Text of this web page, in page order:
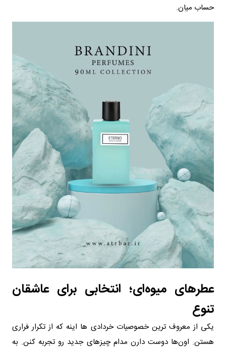
حساب میان.
عطرهای میوه‌ای؛ انتخابی برای عاشقان
تنوع
یکی از معروف ترین خصوصیات خردادی ها اینه که از تکرار فراری
هستن. اون‌ها دوست دارن مدام چیزهای جدید رو تجربه کنن. به